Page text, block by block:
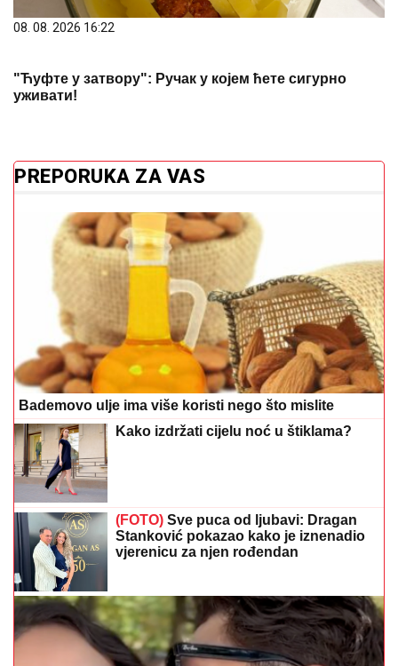
08. 08. 2026 16:22
"Ћуфте у затвору": Ручак у којем ћете сигурно
уживати!
PREPORUKA ZA VAS
Bademovo ulje ima više koristi nego što mislite
Kako izdržati cijelu noć u štiklama?
(FOTO) Sve puca od ljubavi: Dragan
Stanković pokazao kako je iznenadio
vjerenicu za njen rođendan